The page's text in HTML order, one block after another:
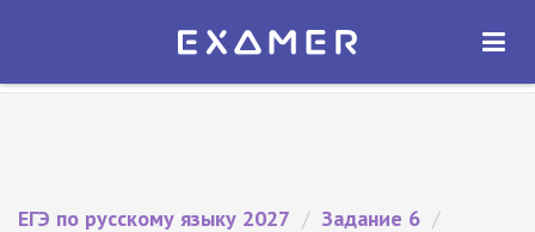
Экзамер — ЕГЭ 2027
ОТКРЫТЬ
ЕГЭ по русскому языку 2027 / Задание 6 /